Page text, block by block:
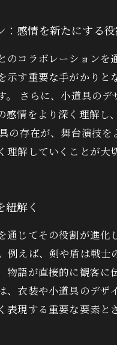
：感情を新たにする
コラボレーションを
示す重要な手がかり
。 さらに、小道具の
感情をより深く理解
の存在が、舞台演技
解していくことが大切
解く
通じてその役割が進
えば、剣や盾は戦士
物語が直接的に観客
、衣装や小道具のデ
表現する重要な要素